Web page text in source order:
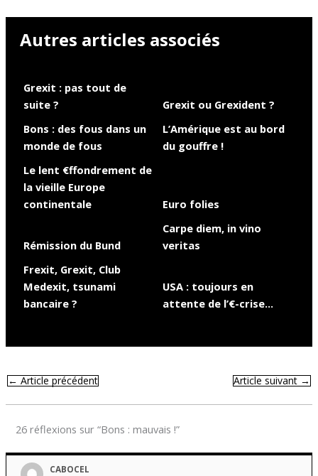
Autres articles associés
Grexit : pas tout de
suite ?
Grexit ou Grexident ?
Bons : des fous dans un
monde de fous
L’Amérique est au bord
du gouffre !
Le lent €ffondrement de
la vieille Europe
continentale
Euro folies
Rémission du Bund
Carpe diem, in vino
veritas
Frexit, Grexit, Club
Medexit, tsunami
bancaire ?
USA : toujours en
attente de l’€-crise…
←Article précédent Article suivant→
26 réflexions sur “Bons : mauvais !”
CABOCEL